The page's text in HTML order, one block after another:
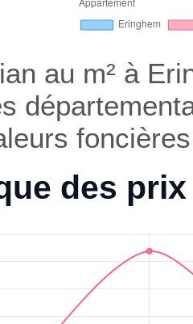
au m² à
des prix